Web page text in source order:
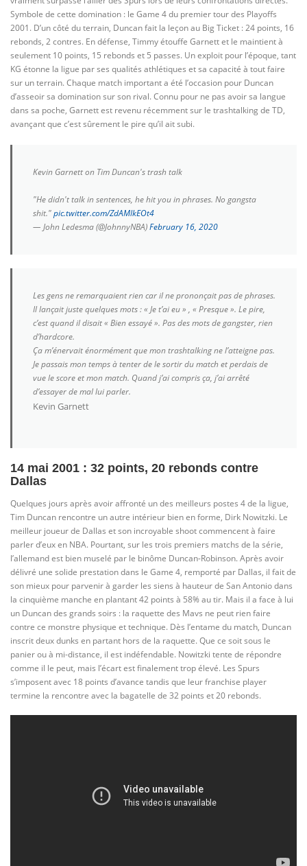
Symbole de cette domination : le Game 4 du premier tour des Playoffs
2001. D’un côté du terrain, Duncan fait la leçon au Big Ticket : 24 points, 16
rebonds, 2 contres. En défense, Timmy étouffe Garnett et le maintient à
seulement 10 points, 15 rebonds et 5 passes. Un exploit pour l’époque, tant
KG étonne la ligue par ses qualités athlétiques et sa capacité à tout faire
sur un terrain. Chaque match important a été l’occasion pour Duncan
d’asseoir sa domination sur son rival. Connu pour ne pas avoir sa langue
dans sa poche, Garnett est revenu récemment sur le trashtalking de TD,
avançant que c’est sûrement le pire qu’il ait subi.
Kevin Garnett on Tim Duncan's trash talk
"He didn't talk in sentences, he hit you in phrases. No gangsta
shit."pic.twitter.com/ZdAMlkEOt4
— John Ledesma (@JohnnyNBA)February 16, 2020
Les gens ne remarquaient rien car il ne prononçait pas de phrases.
Il lançait juste quelques mots : « Je t’ai eu » , « Presque ». Le pire,
c’est quand il disait « Bien essayé ». Pas des mots de gangster, rien
d’hardcore.
Ça m’énervait énormément que mon trashtalking ne l’atteigne pas.
Je passais mon temps à tenter de le sortir du match et perdais de
vue le score et mon match. Quand j’ai compris ça, j’ai arrêté
d’essayer de mal lui parler.
Kevin Garnett
14 mai 2001 : 32 points, 20 rebonds contre
Dallas
Quelques jours après avoir affronté un des meilleurs postes 4 de la ligue,
Tim Duncan rencontre un autre intérieur bien en forme, Dirk Nowitzki. Le
meilleur joueur de Dallas et son incroyable shoot commencent à faire
parler d’eux en NBA. Pourtant, sur les trois premiers matchs de la série,
l’allemand est bien muselé par le binôme Duncan-Robinson. Après avoir
délivré une solide prestation dans le Game 4, remporté par Dallas, il fait de
son mieux pour parvenir à garder les siens à hauteur de San Antonio dans
la cinquième manche en plantant 42 points à 58% au tir. Mais il a face à lui
un Duncan des grands soirs : la raquette des Mavs ne peut rien faire
contre ce monstre physique et technique. Dès l’entame du match, Duncan
inscrit deux dunks en partant hors de la raquette. Que ce soit sous le
panier ou à mi-distance, il est indéfendable. Nowitzki tente de répondre
comme il le peut, mais l’écart est finalement trop élevé. Les Spurs
s’imposent avec 18 points d’avance tandis que leur franchise player
termine la rencontre avec la bagatelle de 32 points et 20 rebonds.